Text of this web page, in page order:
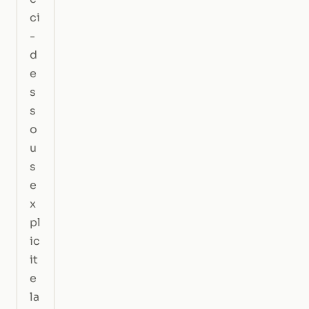
ci
-
d
e
s
s
o
u
s
e
x
pl
ic
it
e
la